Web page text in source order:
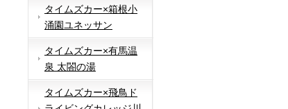
タイムズカー×箱根小
涌園ユネッサン
タイムズカー×有馬温
泉 太閤の湯
タイムズカー×飛鳥ド